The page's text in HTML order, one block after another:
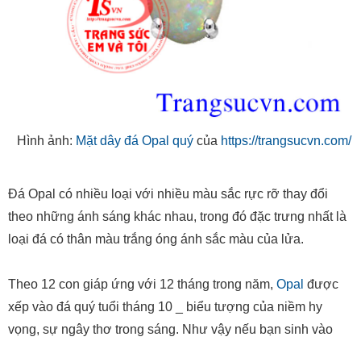
Hình ảnh: Mặt dây đá Opal quýcủa https://trangsucvn.com/
Đá Opal có nhiều loại với nhiều màu sắc rực rỡ thay đổi
theo những ánh sáng khác nhau, trong đó đặc trưng nhất là
loại đá có thân màu trắng óng ánh sắc màu của lửa.
Theo 12 con giáp ứng với 12 tháng trong năm, Opal được
xếp vào đá quý tuổi tháng 10 _ biểu tượng của niềm hy
vọng, sự ngây thơ trong sáng. Như vậy nếu bạn sinh vào